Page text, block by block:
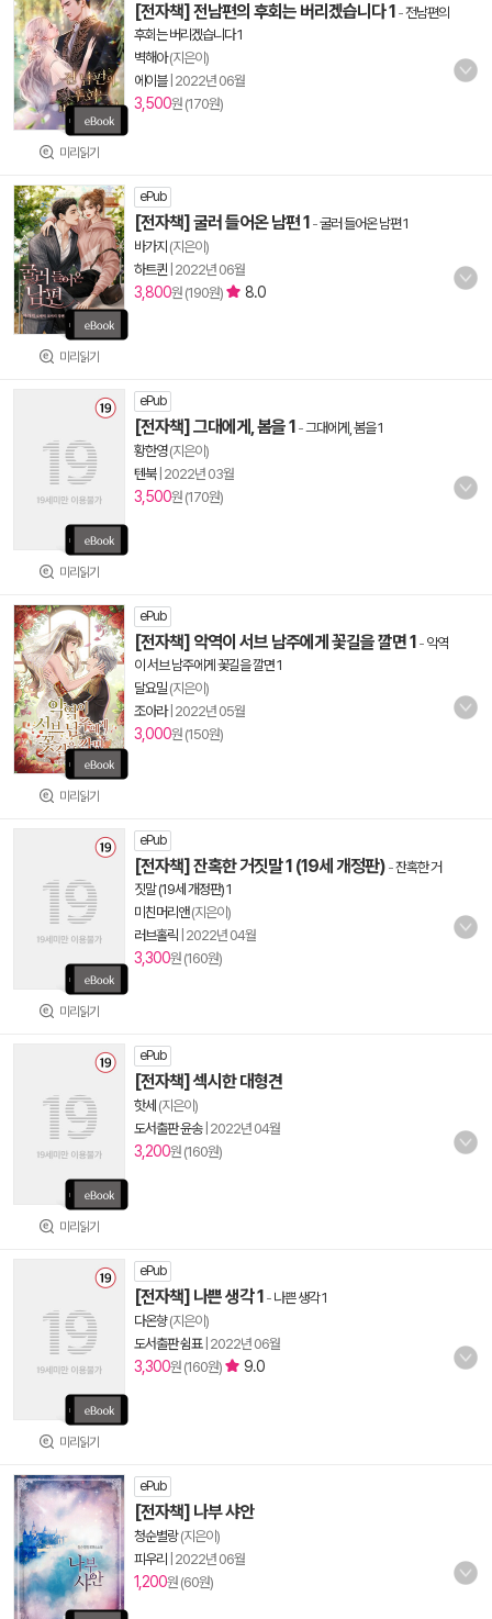
미리읽기
[전자책] 전남편의 후회는 버리겠습니다 1 -전남편의
후회는 버리겠습니다 1
벽해아(지은이)
에이블| 2022년 06월
3,500원 (170원)
미리읽기
ePub
[전자책] 굴러 들어온 남편 1 -굴러 들어온 남편 1
바가지 (지은이)
하트퀸 2022년 06월
3,800원 (190원) 8.0
미리읽기
ePub
[전자책] 그대에게, 봄을 1 -그대에게, 봄을 1
황한영(지은이)
텐북| 2022년 03월
3,500원 (170원)
미리읽기
ePub
[전자책] 악역이 서브 남주에게 꽃길을 깔면 1 - 악역
이 서브 남주에게 꽃길을 깔면 1
달요밀 (지은이)
조아라| 2022년 05월
3,000원 (150원)
미리읽기
ePub
[전자책] 잔혹한 거짓말 1 (19세 개정판) -잔혹한 거
짓말 (19세 개정판) 1
미친머리앤(지은이)
러브홀릭 2022년 04월
3,300원 (160원)
미리읽기
ePub
[전자책] 섹시한 대형견
핫세 (지은이)
도서출판 윤송| 2022년 04월
3,200원 (160원)
미리읽기
ePub
[전자책] 나쁜 생각 1 - 나쁜 생각 1
다온향(지은이)
도서출판 쉼표| 2022년 06월
3,300원 (160원) 9.0
ePub
[전자책] 나부 샤안
청순별랑(지은이)
피우리
2022년 06월
1,200원 (60원)